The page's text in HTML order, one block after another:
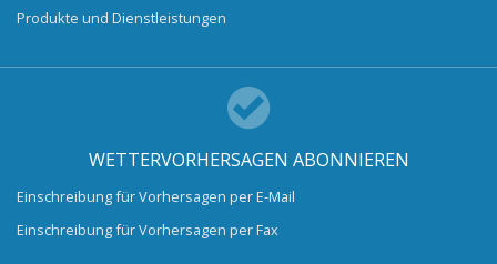
Produkte und Dienstleistungen
WETTERVORHERSAGEN ABONNIEREN
Einschreibung für Vorhersagen per E-Mail
Einschreibung für Vorhersagen per Fax